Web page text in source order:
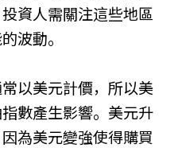
資人需關注這些地區
波動。
以美元計價，所以美
數產生影響。美元升
為美元變強使得購買